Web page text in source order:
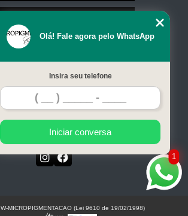
Contato
Mapa do site
1
Olá! Fale agora pelo WhatsApp
Insira seu telefone
Iniciar conversa
MICROPIGMENTACAO (Lei 9610 de 19/02/1998)